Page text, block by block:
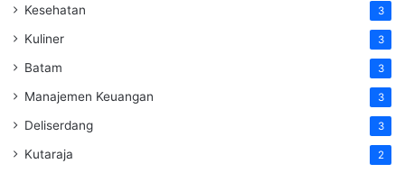
Kesehatan 3
Kuliner 3
Batam 3
Manajemen Keuangan 3
Deliserdang 3
Kutaraja 2